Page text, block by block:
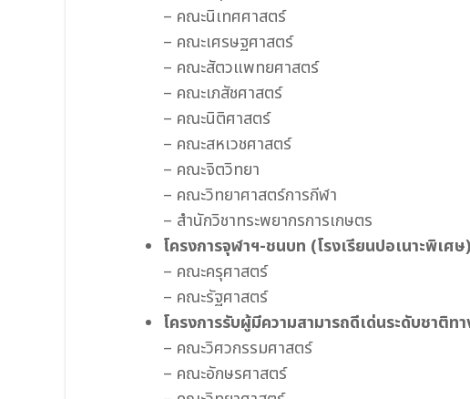
– คณะนิเทศศาสตร์
– คณะเศรษฐศาสตร์
– คณะสัตวแพทยศาสตร์
– คณะเภสัชศาสตร์
– คณะนิติศาสตร์
– คณะสหเวชศาสตร์
– คณะจิตวิทยา
– คณะวิทยาศาสตร์การกีฬา
– สำนักวิชาทระพยากรการเกษตร
โครงการจุฬาฯ-ชนบท (โรงเรียนปอเนาะพิเศ
– คณะครุศาสตร์
– คณะรัฐศาสตร์
โครงการรับผู้มีความสามารถดีเด่นระดับชาติท
– คณะวิศวกรรมศาสตร์
– คณะอักษรศาสตร์